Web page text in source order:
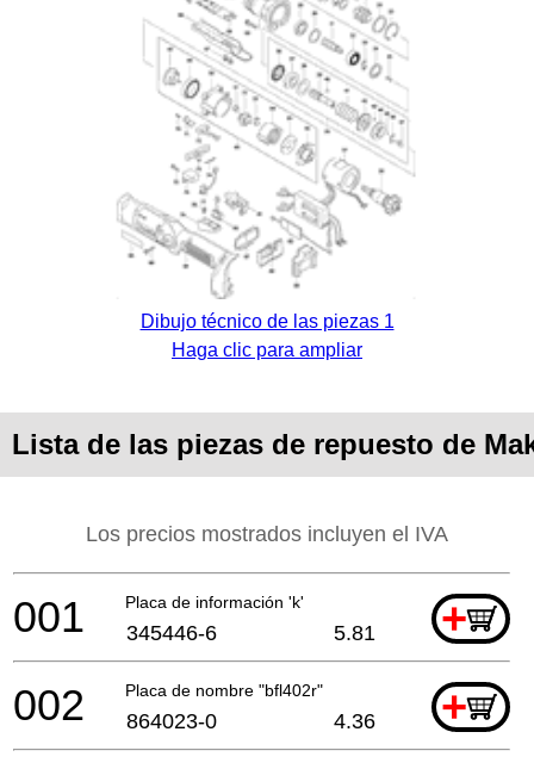
Dibujo técnico de las piezas 1
Haga clic para ampliar
Lista de las piezas de repuesto de
Los precios mostrados incluyen el IVA
Placa de información 'k' +
001 345446-6 5.81
Placa de nombre "bfl402r" +
002 864023-0 4.36